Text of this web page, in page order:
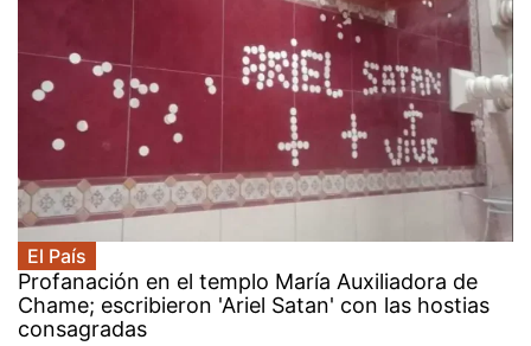
El País
Profanación en el templo María Auxiliadora de
Chame; escribieron 'Ariel Satan' con las hostias
consagradas